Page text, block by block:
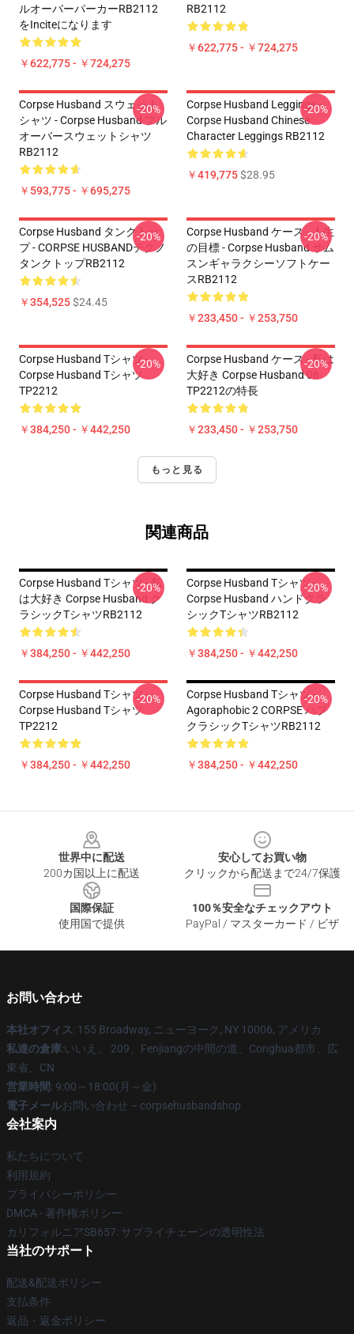
ルオーバーパーカーRB2112
をinciteになります
￥622,775 - ￥724,275
RB2112
￥622,775 - ￥724,275
Corpse Husband スウェット
シャツ - Corpse Husband プル
オーバースウェットシャツ
RB2112
￥593,775 - ￥695,275
-20%
Corpse Husband Leggings -
Corpse Husband Chinese
Character Leggings RB2112
￥419,775$28.95
-20%
Corpse Husband タンクトッ
プ - CORPSE HUSBANDテクノ
タンクトップRB2112
￥354,525$24.45
-20%
Corpse Husband ケース - 人生
の目標 - Corpse Husband サム
スンギャラクシーソフトケー
スRB2112
￥233,450 - ￥253,750
-20%
Corpse Husband Tシャツ -
Corpse Husband Tシャツ
TP2212
￥384,250 - ￥442,250
-20%
Corpse Husband ケース - 私は
大好き Corpse Husband 06
TP2212の特長
￥233,450 - ￥253,750
-20%
もっと見る
関連商品
Corpse Husband Tシャツ - 私
は大好き Corpse Husband ク
ラシックTシャツRB2112
￥384,250 - ￥442,250
-20%
Corpse Husband Tシャツ -
Corpse Husband ハンドクラ
シックTシャツRB2112
￥384,250 - ￥442,250
-20%
Corpse Husband Tシャツ -
Corpse Husband Tシャツ
TP2212
￥384,250 - ￥442,250
-20%
Corpse Husband Tシャツ -
Agoraphobic 2 CORPSE ハブ
クラシックTシャツRB2112
￥384,250 - ￥442,250
-20%
世界中に配送
200カ国以上に配送
安心してお買い物
クリックから配送まで24/7保護
国際保証
使用国で提供
100％安全なチェックアウト
PayPal / マスターカード / ビザ
お問い合わせ
本社オフィス: 155 Broadway, ニューヨーク, NY 10006, アメリカ
私達の倉庫:いいえ。 209、Fenjiangの中間の道、Conghua都市、広
東省、CN
営業時間: 9:00～18:00(月～金)
電子メールお問い合わせ – corpsehusbandshop
会社案内
私たちについて
利用規約
プライバシーポリシー
DMCA - 著作権ポリシー
カリフォルニアSB657: サプライチェーンの透明性法
当社のサポート
配送&配送ポリシー
支払条件
返品・返金ポリシー